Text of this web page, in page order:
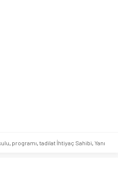
programı tadilat İhtiyaç Sahibi Yanı